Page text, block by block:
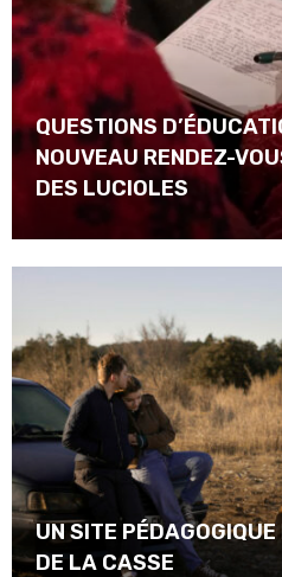
QUESTIONS
NOUVEAU RENDEZ-
DES LUCIOLES
UN SITE
DE LA CASSE